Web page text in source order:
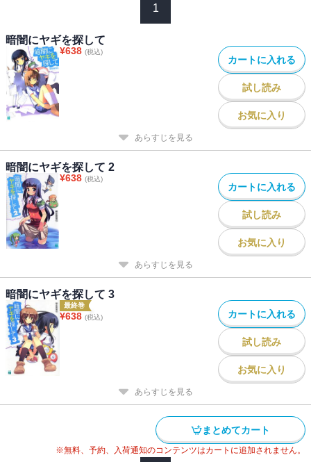
1
暗闇にヤギを探して
¥638 (税込)
カートに入れる
試し読み
お気に入り
あらすじを見る
暗闇にヤギを探して 2
¥638 (税込)
カートに入れる
試し読み
お気に入り
あらすじを見る
暗闇にヤギを探して 3
最終巻
¥638 (税込) カートに入れる
試し読み
お気に入り
あらすじを見る
まとめてカート
※無料、予約、入荷通知のコンテンツはカートに追加されません。